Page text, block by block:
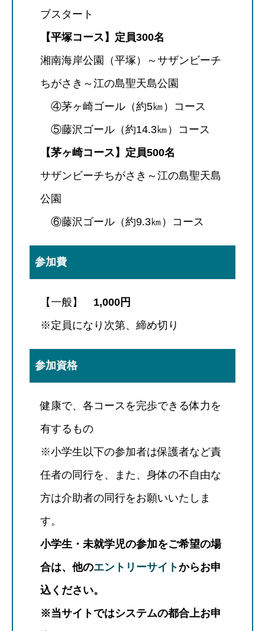
ブスタート
【平塚コース】定員300名
湘南海岸公園（平塚）～サザンビーチ
ちがさき～江の島聖天島公園
④茅ヶ崎ゴール（約5㎞）コース
⑤藤沢ゴール（約14.3㎞）コース
【茅ヶ崎コース】定員500名
サザンビーチちがさき～江の島聖天島
公園
⑥藤沢ゴール（約9.3㎞）コース
参加費
【一般】 1,000円
※定員になり次第、締め切り
参加資格
健康で、各コースを完歩できる体力を
有するもの
※小学生以下の参加者は保護者など責
任者の同行を、また、身体の不自由な
方は介助者の同行をお願いいたしま
す。
小学生・未就学児の参加をご希望の場
合は、他のエントリーサイトからお申
込ください。
※当サイトではシステムの都合上お申